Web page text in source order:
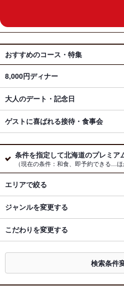
おすすめのコース・特集
8,000円ディナー
大人のデート・記念日
ゲストに喜ばれる接待・食事会
条件を指定して北海道のプレミア
（現在の条件：和食、即予約できる…ほ
エリアで絞る
ジャンルを変更する
こだわりを変更する
検索条件